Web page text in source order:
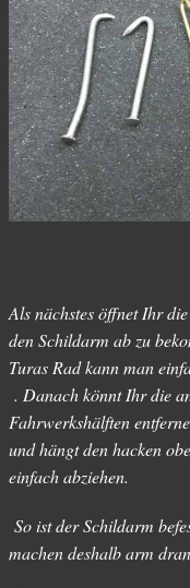
Als nächstes öffnet Ihr
den Schildarm ab zu
Turas Rad kann man
. Danach könnt Ihr die
Fahrwerkshälften
und hängt den hacken
einfach abziehen.
So ist der Schildarm
machen deshalb arm